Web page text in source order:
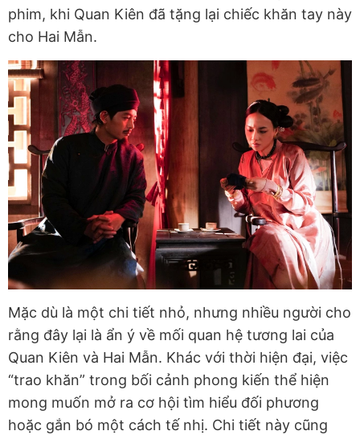
phim, khi Quan Kiên đã tặng lại chiếc khăn tay này
cho Hai Mẫn.
Mặc dù là một chi tiết nhỏ, nhưng nhiều người cho
rằng đây lại là ẩn ý về mối quan hệ tương lai của
Quan Kiên và Hai Mẫn. Khác với thời hiện đại, việc
“trao khăn” trong bối cảnh phong kiến thể hiện
mong muốn mở ra cơ hội tìm hiểu đối phương
hoặc gắn bó một cách tế nhị. Chi tiết này cũng